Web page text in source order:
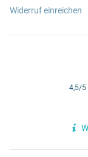
Widerruf einreichen
4,5/5